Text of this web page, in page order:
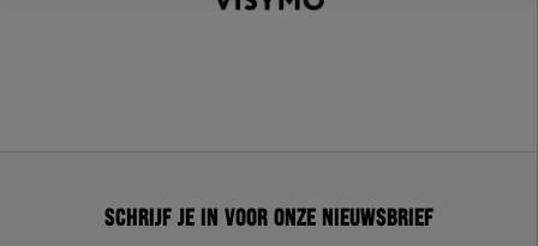
Schrijf je in voor onze nieuwsbrief